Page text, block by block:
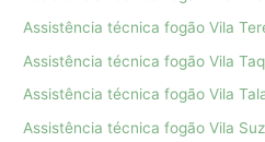
Assistência técnica fogão Vila
Assistência técnica fogão Vila
Assistência técnica fogão Vila
Assistência técnica fogão Vila